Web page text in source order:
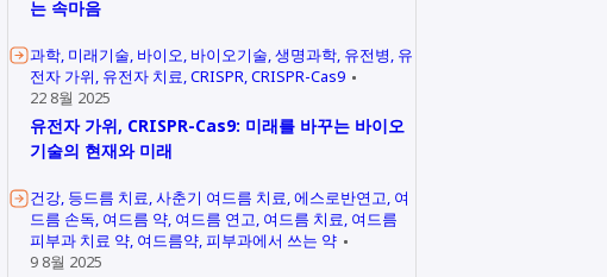
는 속마음
과학 미래기술 바이오 바이오기술 생명과학 유전병 유
전자 가위 유전자 치료 CRISPR CRISPR-Cas9
22 8월 2025
유전자 가위, CRISPR-Cas9: 미래를 바꾸는 바이오
기술의 현재와 미래
건강 등드름 치료 사춘기 여드름 치료 에스로반연고 여
드름 손독 여드름 약 여드름 연고 여드름 치료 여드름
피부과 치료 약 여드름약 피부과에서 쓰는 약
9 8월 2025